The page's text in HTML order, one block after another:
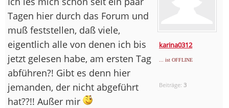
karina0312
... ist OFFLINE
Beiträge:3
Tagen hier durch das Forum und
muß feststellen, daß viele,
eigentlich alle von denen ich bis
jetzt gelesen habe, am ersten Tag
abführen?! Gibt es denn hier
jemanden, der nicht abgeführt
hat??!! Außer mir